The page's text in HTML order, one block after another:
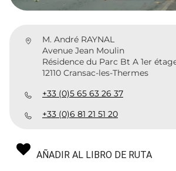
M. André RAYNAL
Avenue Jean Moulin
Résidence du Parc Bt A 1er
12110 Cransac-les-Thermes
+33 (0)5 65 63 26 37
+33 (0)6 81 21 51 20
AÑADIR AL LIBRO DE RUTA